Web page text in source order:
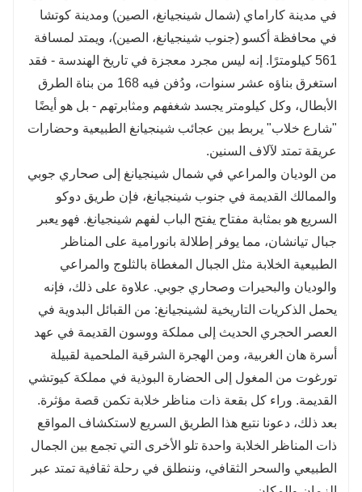
للمطورين، ويكشف عن سحر الطبيعة - كل ميل
يستحق رحلتك!
معايير تقديم الطعام: تذوق الأطباق المحلية الشهية.
معايير الإقامة: فنادق محلية 4-5 نجوم.
اختيار المعالم السياحية: مجموعات مرنة وتصميم مسار
احترافي.
معيار النقل: خيارات متعددة للمركبات مصممة لتناسب
احتياجاتك.
الأنشطة الترفيهية: تجارب ثقافية محلية غامرة مع مرشد
سياحي.
هل تحتاج إلى أفكار إضافية للمسارات؟ تواصل مع خدمة
العملاء مباشرةً!
في مدينة كاراماي (شمال شينجيانغ، الصين) ومدينة كوتشا
في محافظة أكسو (جنوب شينجيانغ، الصين)، ويمتد لمسافة
561 كيلومترًا. إنه ليس مجرد معجزة في تاريخ الهندسة - فقد
استغرق بناؤه عشر سنوات، ودُفن فيه 168 من بناة الطرق
الأبطال، وكل كيلومتر يجسد شغفهم ومثابرتهم - بل هو أيضًا
"شارع خلاب" يربط بين عجائب شينجيانغ الطبيعية وحضارات
عريقة تمتد لآلاف السنين.
من الوديان والمراعي في شمال شينجيانغ إلى صحاري جوبي
والممالك القديمة في جنوب شينجيانغ، فإن طريق دوكو
السريع هو بمثابة مفتاح يفتح الباب لفهم شينجيانغ. فهو يعبر
جبال تيانشان، مما يوفر إطلالة بانورامية على المناظر
الطبيعية الخلابة مثل الجبال المغطاة بالثلوج والمراعي
والوديان والبحيرات وصحاري جوبي. علاوة على ذلك، فإنه
يحمل الذكريات التاريخية لشينجيانغ: من القبائل البدوية في
العصر الحجري الحديث إلى مملكة ووسون القديمة في عهد
أسرة هان الغربية، ومن الهجرة الشرقية الملحمية لقبيلة
تورغوت من المغول إلى الحضارة البوذية في مملكة كيوتشي
القديمة. وراء كل بقعة ذات مناظر خلابة تكمن قصة مؤثرة.
بعد ذلك، دعونا نتبع هذا الطريق السريع لاستكشاف المواقع
ذات المناظر الخلابة واحدة تلو الأخرى التي تجمع بين الجمال
الطبيعي والسحر الثقافي، وننطلق في رحلة ثقافية تمتد عبر